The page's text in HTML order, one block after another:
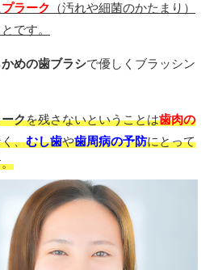
プラーク
（汚れや細菌のかたまり）
です。
めの歯ブラシで優しくブラッシン
クを残さないということは歯肉の
、むし歯や歯周病の予防にとって